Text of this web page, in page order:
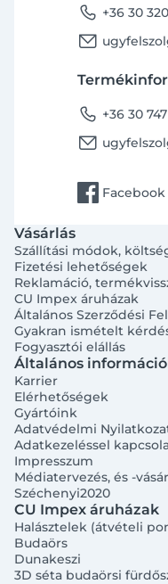
phone +36 30
email
phone +36 30
email
facebook Facebook
Vásárlás
Szállítási módok,
Fizetési lehetőségek
Reklamáció,
CU Impex áruházak
Általános Szerződési
Gyakran ismételt
Fogyasztói elállás
Általános
Karrier
Elérhetőségek
Gyártóink
Adatvédelmi
Adatkezeléssel
Impresszum
Médiatervezés, és -
Széchenyi2020
CU Impex áruházak
Halásztelek (átvételi
Budaörs
Dunakeszi
3D séta budaörsi